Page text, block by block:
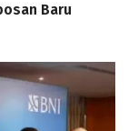
Baru